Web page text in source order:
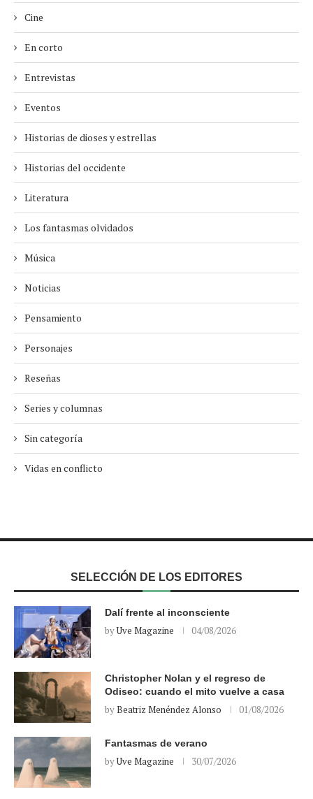
Cine
En corto
Entrevistas
Eventos
Historias de dioses y estrellas
Historias del occidente
Literatura
Los fantasmas olvidados
Música
Noticias
Pensamiento
Personajes
Reseñas
Series y columnas
Sin categoría
Vidas en conflicto
SELECCIÓN DE LOS EDITORES
Dalí frente al inconsciente
byUve Magazine 04/08/2026
Christopher Nolan y el regreso de
Odiseo: cuando el mito vuelve a casa
byBeatriz Menéndez Alonso 01/08/2026
Fantasmas de verano
byUve Magazine 30/07/2026